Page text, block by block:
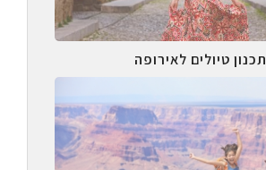
תכנון טיולים לאירופה